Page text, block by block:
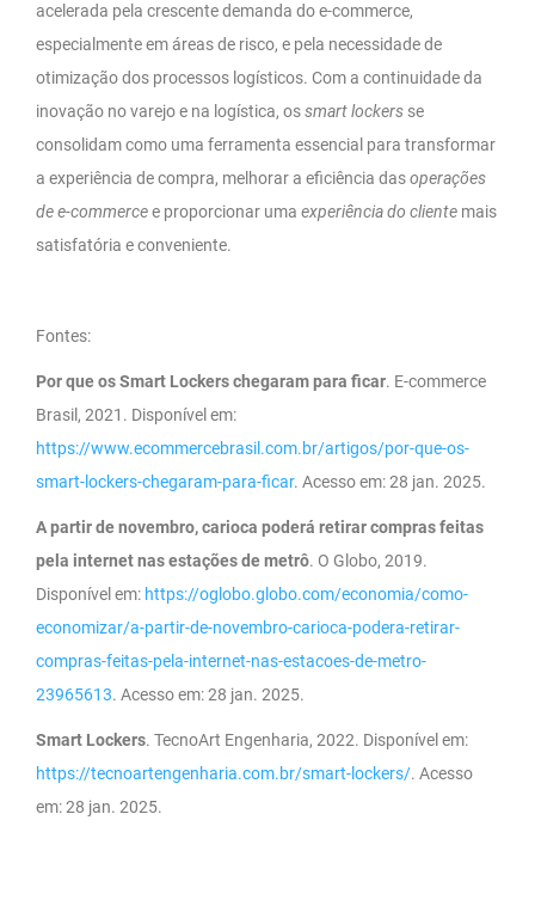
acelerada pela crescente demanda do e-commerce,
especialmente em áreas de risco, e pela necessidade de
otimização dos processos logísticos. Com a continuidade da
inovação no varejo e na logística, ossmart lockers se
consolidam como uma ferramenta essencial para transformar
a experiência de compra, melhorar a eficiência dasoperações
de e-commercee proporcionar uma experiência do cliente mais
satisfatória e conveniente.
Fontes:
Por que os Smart Lockers chegaram para ficar. E-commerce
Brasil, 2021. Disponível em:
https://www.ecommercebrasil.com.br/artigos/por-que-os-
smart-lockers-chegaram-para-ficar. Acesso em: 28 jan. 2025.
A partir de novembro, carioca poderá retirar compras feitas
pela internet nas estações de metrô. O Globo, 2019.
Disponível em: https://oglobo.globo.com/economia/como-
economizar/a-partir-de-novembro-carioca-podera-retirar-
compras-feitas-pela-internet-nas-estacoes-de-metro-
23965613. Acesso em: 28 jan. 2025.
Smart Lockers. TecnoArt Engenharia, 2022. Disponível em:
https://tecnoartengenharia.com.br/smart-lockers/. Acesso
em: 28 jan. 2025.